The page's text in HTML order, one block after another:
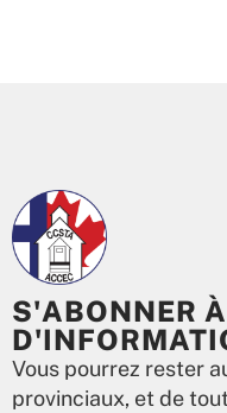
S'ABONNER
Vous pourrez rester
provinciaux, et de